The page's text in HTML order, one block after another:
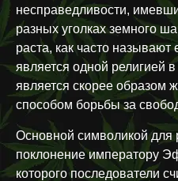
несправедливости,
разных уголках земного
раста, как часто
является одной религией
является скорее образом
способом борьбы за
Основной символикой для
поклонение императору
которого последователи